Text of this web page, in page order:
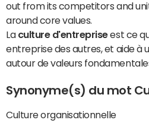
out from its competitors and
around core values.
La culture d'entrepriseest ce
entreprise des autres, et aide à
autour de valeurs
Synonyme(s) du mot
Culture organisationnelle